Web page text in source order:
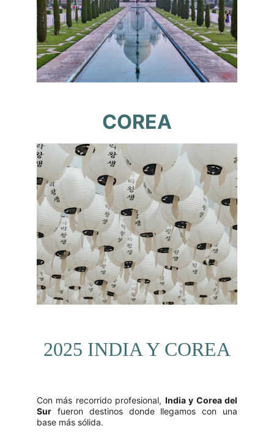
COREA
2025 INDIA Y COREA
Con más recorrido profesional, India y Corea del
Sur fueron destinos donde llegamos con una
base más sólida.